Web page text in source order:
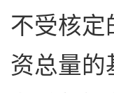
不受核定
资总量的